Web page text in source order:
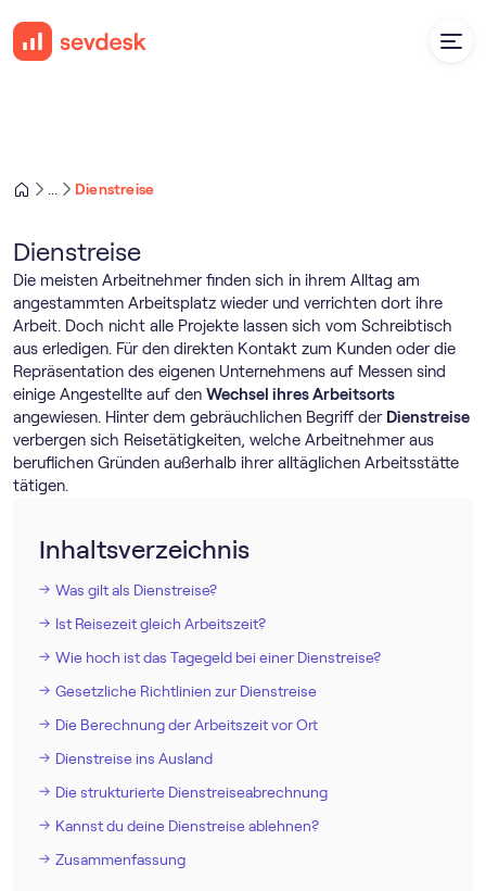
Dienstreise
Dienstreise
Die meisten Arbeitnehmer finden sich in ihrem Alltag am
angestammten Arbeitsplatz wieder und verrichten dort ihre
Arbeit. Doch nicht alle Projekte lassen sich vom Schreibtisch
aus erledigen. Für den direkten Kontakt zum Kunden oder die
Repräsentation des eigenen Unternehmens auf Messen sind
einige Angestellte auf den Wechsel ihres Arbeitsorts
angewiesen. Hinter dem gebräuchlichen Begriff der Dienstreise
verbergen sich Reisetätigkeiten, welche Arbeitnehmer aus
beruflichen Gründen außerhalb ihrer alltäglichen Arbeitsstätte
tätigen.
Inhaltsverzeichnis
Was gilt als Dienstreise?
Ist Reisezeit gleich Arbeitszeit?
Wie hoch ist das Tagegeld bei einer Dienstreise?
Gesetzliche Richtlinien zur Dienstreise
Die Berechnung der Arbeitszeit vor Ort
Dienstreise ins Ausland
Die strukturierte Dienstreiseabrechnung
Kannst du deine Dienstreise ablehnen?
Zusammenfassung